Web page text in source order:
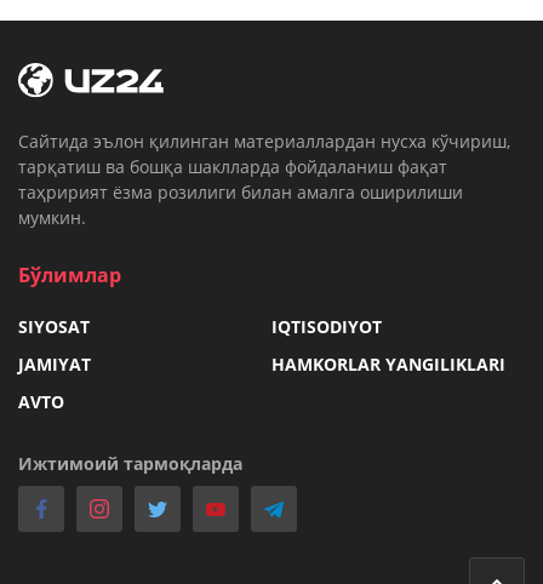
Cайтида эълон қилинган материаллардан нусха кўчириш,
тарқатиш ва бошқа шаклларда фойдаланиш фақат
таҳририят ёзма розилиги билан амалга оширилиши
мумкин.
Бўлимлар
SIYOSAT
IQTISODIYOT
JAMIYAT
HAMKORLAR YANGILIKLARI
AVTO
Ижтимоий тармоқларда